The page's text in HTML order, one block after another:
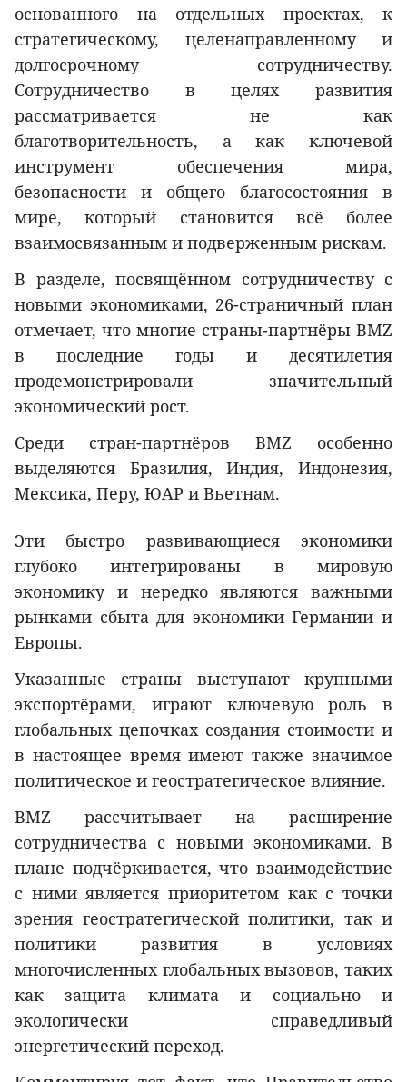
основанного на отдельных проектах, к
стратегическому, целенаправленному и
долгосрочному сотрудничеству.
Сотрудничество в целях развития
рассматривается не как
благотворительность, а как ключевой
инструмент обеспечения мира,
безопасности и общего благосостояния в
мире, который становится всё более
взаимосвязанным и подверженным рискам.
В разделе, посвящённом сотрудничеству с
новыми экономиками, 26-страничный план
отмечает, что многие страны-партнёры BMZ
в последние годы и десятилетия
продемонстрировали значительный
экономический рост.
Среди стран-партнёров BMZ особенно
выделяются Бразилия, Индия, Индонезия,
Мексика, Перу, ЮАР и Вьетнам.
Эти быстро развивающиеся экономики
глубоко интегрированы в мировую
экономику и нередко являются важными
рынками сбыта для экономики Германии и
Европы.
Указанные страны выступают крупными
экспортёрами, играют ключевую роль в
глобальных цепочках создания стоимости и
в настоящее время имеют также значимое
политическое и геостратегическое влияние.
BMZ рассчитывает на расширение
сотрудничества с новыми экономиками. В
плане подчёркивается, что взаимодействие
с ними является приоритетом как с точки
зрения геостратегической политики, так и
политики развития в условиях
многочисленных глобальных вызовов, таких
как защита климата и социально и
экологически справедливый
энергетический переход.